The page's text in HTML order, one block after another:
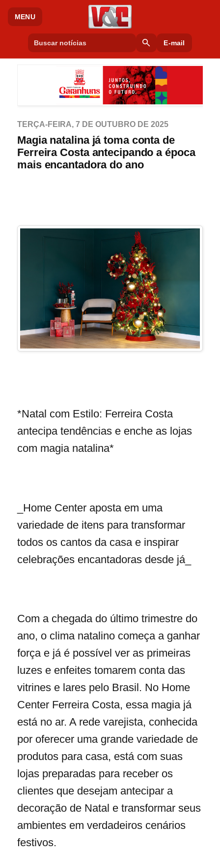
MENU
search E-mail
TERÇA-FEIRA, 7 DE OUTUBRO DE 2025
Magia natalina já toma conta de
Ferreira Costa antecipando a época
mais encantadora do ano
*Natal com Estilo: Ferreira Costa
antecipa tendências e enche as lojas
com magia natalina*
_Home Center aposta em uma
variedade de itens para transformar
todos os cantos da casa e inspirar
celebrações encantadoras desde já_
Com a chegada do último trimestre do
ano, o clima natalino começa a ganhar
força e já é possível ver as primeiras
luzes e enfeites tomarem conta das
vitrines e lares pelo Brasil. No Home
Center Ferreira Costa, essa magia já
está no ar. A rede varejista, conhecida
por oferecer uma grande variedade de
produtos para casa, está com suas
lojas preparadas para receber os
clientes que desejam antecipar a
decoração de Natal e transformar seus
ambientes em verdadeiros cenários
festivos.